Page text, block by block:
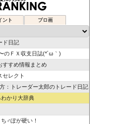
ント ブロ画
必勝システムトレード！
ド日記
のＦＸ収支日誌(*´ω｀)
すすめ情報まとめ
セレクト
：トレーダー太郎のトレード日記
かり大辞典
♂ぽが硬い！